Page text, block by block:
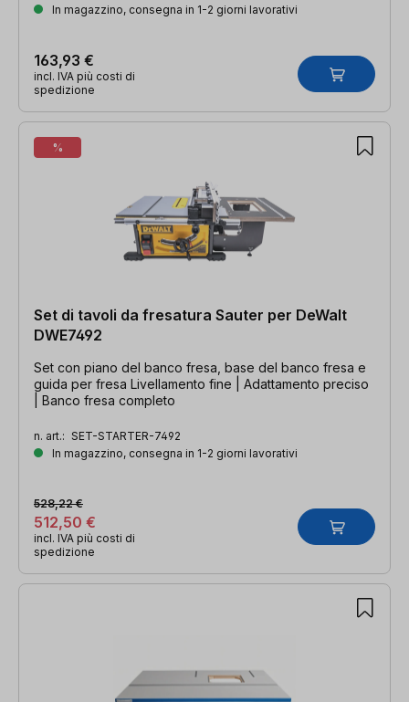
In magazzino, consegna in 1-2 giorni lavorativi
163,93 €
incl. IVA più costi di
spedizione
%
Set di tavoli da fresatura Sauter per DeWalt
DWE7492
Set con piano del banco fresa, base del banco fresa e
guida per fresa Livellamento fine | Adattamento preciso
| Banco fresa completo
n. art.: SET-STARTER-7492
In magazzino, consegna in 1-2 giorni lavorativi
512,50 €
528,22 €
incl. IVA più costi di
spedizione